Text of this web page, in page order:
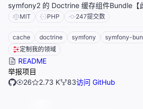
symfony2 的 Doctrine 缓存组件Bundle【
MIT PHP 247提交数
cache doctrine symfony
symfony-
定制我的领域
README
举报项目
26
2.73 K 83访问 GitHub